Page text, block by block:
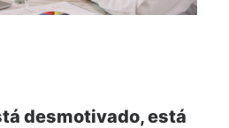
desmotivado, está